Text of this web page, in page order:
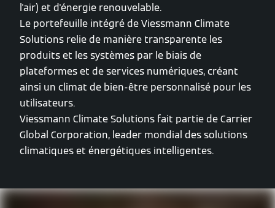
l'air) et d'énergie renouvelable.
Le portefeuille intégré de Viessmann Climate
Solutions relie de manière transparente les
produits et les systèmes par le biais de
plateformes et de services numériques, créant
ainsi un climat de bien-être personnalisé pour les
utilisateurs.
Viessmann Climate Solutions fait partie de Carrier
Global Corporation, leader mondial des solutions
climatiques et énergétiques intelligentes.